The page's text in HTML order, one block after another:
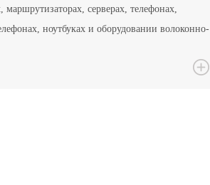
маршрутизаторах, серверах, телефонах,
ноутбуках и оборудовании волоконно-